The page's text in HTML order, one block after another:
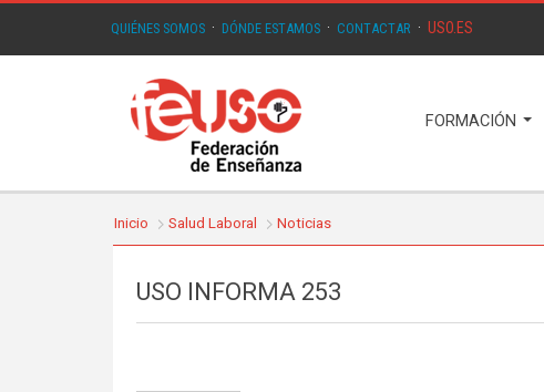
QUIÉNES SOMOS · DÓNDE ESTAMOS · CONTACTAR · USO.ES
FORMACIÓN
Inicio Salud Laboral Noticias
USO INFORMA 253